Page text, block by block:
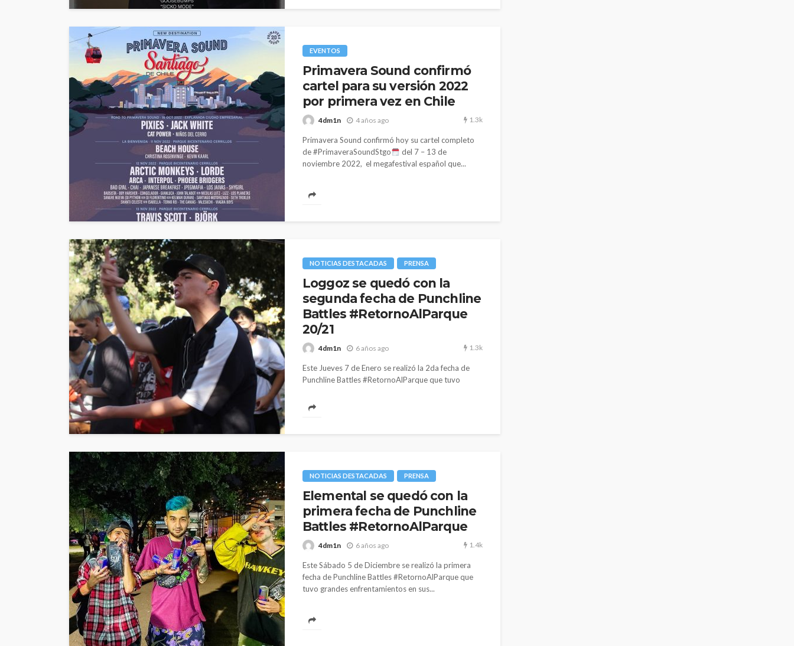
EVENTOS
Primavera Sound confirmó
cartel para su versión 2022
por primera vez en Chile
4dm1n 4 años ago 1.3k
Primavera Sound confirmó hoy su cartel completo
de #PrimaveraSoundStgo
del 7 – 13 de
noviembre 2022, el megafestival español que...
NOTICIAS DESTACADAS PRENSA
Loggoz se quedó con la
segunda fecha de Punchline
Battles #RetornoAlParque
20/21
4dm1n 6 años ago 1.3k
Este Jueves 7 de Enero se realizó la 2da fecha de
Punchline Battles #RetornoAlParque que tuvo
NOTICIAS DESTACADAS PRENSA
Elemental se quedó con la
primera fecha de Punchline
Battles #RetornoAlParque
4dm1n 6 años ago 1.4k
Este Sábado 5 de Diciembre se realizó la primera
fecha de Punchline Battles #RetornoAlParque que
tuvo grandes enfrentamientos en sus...